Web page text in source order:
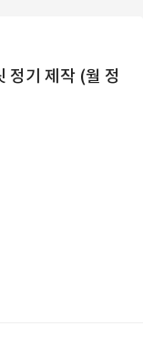
정기 제작 (월 정